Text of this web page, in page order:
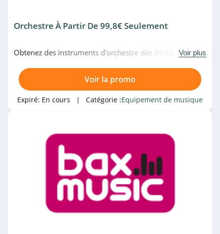
Orchestre À Partir De 99,8€ Seulement
Obtenez des instruments d'orchestre dès 99,8€
Voir plus
Voir la promo
Expiré: En cours | Catégorie :Equipement de musique